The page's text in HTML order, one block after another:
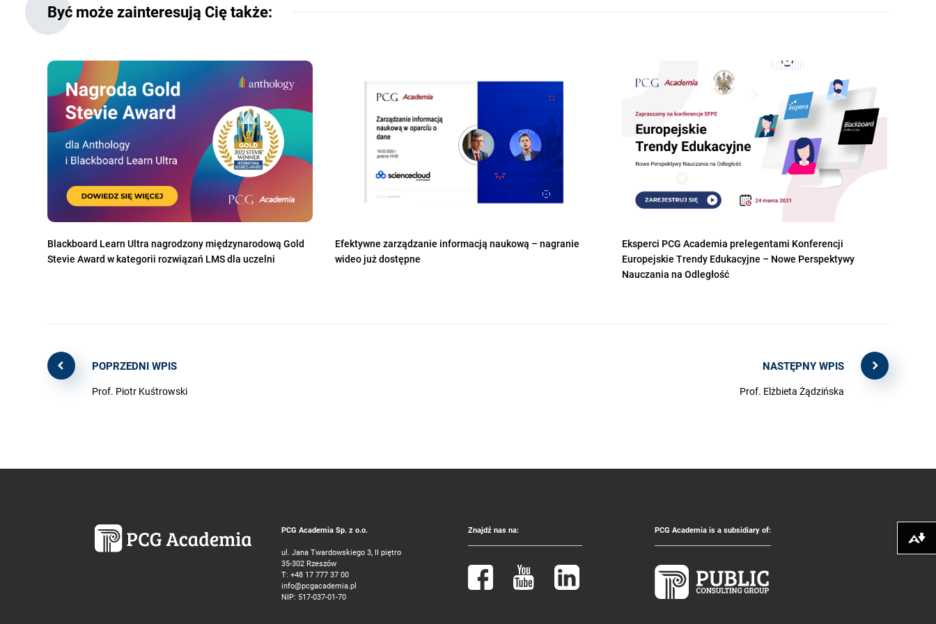
Być może zainteresują Cię także:
Blackboard Learn Ultra nagrodzony międzynarodową Gold
Stevie Award w kategorii rozwiązań LMS dla uczelni
Efektywne zarządzanie informacją naukową – nagranie
wideo już dostępne
Eksperci PCG Academia prelegentami Konferencji
Europejskie Trendy Edukacyjne – Nowe Perspektywy
Nauczania na Odległość
POPRZEDNI WPIS
Prof. Piotr Kuśtrowski
NASTĘPNY WPIS
Prof. Elżbieta Żądzińska
PCG Academia Sp. z o.o.
ul. Jana Twardowskiego 3, II piętro
35-302 Rzeszów
T: +48 17 777 37 00
info@pcgacademia.pl
NIP: 517-037-01-70
Znajdź nas na: PCG Academia is a subsidiary of:
Pobierz